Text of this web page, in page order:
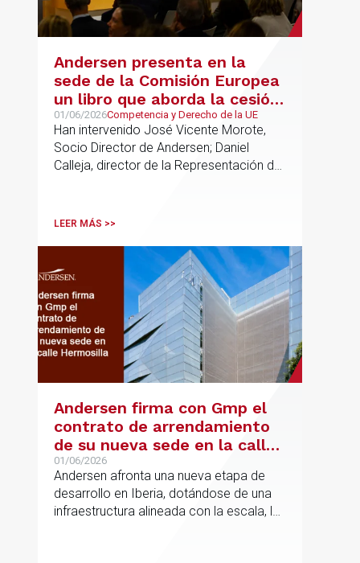
Andersen presenta en la
sede de la Comisión Europea
un libro que aborda la cesión
de soberanía y la primacía
del Derecho de la UE en las
constituciones europeas
01/06/2026Competencia y Derecho de la UE
Han intervenido José Vicente Morote,
Socio Director de Andersen; Daniel
Calleja, director de la Representación de
jurídico y académico
LEER MÁS >>
Andersen firma con Gmp el
contrato de arrendamiento
de su nueva sede en la calle
Hermosilla
01/06/2026
Andersen afronta una nueva etapa de
desarrollo en Iberia, dotándose de una
infraestructura alineada con la escala, la